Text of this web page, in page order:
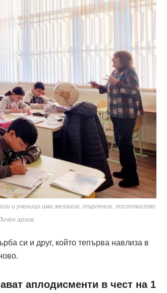
и ученици има желание, търпение, постоянство
архив
си и друг, който тепърва навлиза в
аплодисменти в чест на 1